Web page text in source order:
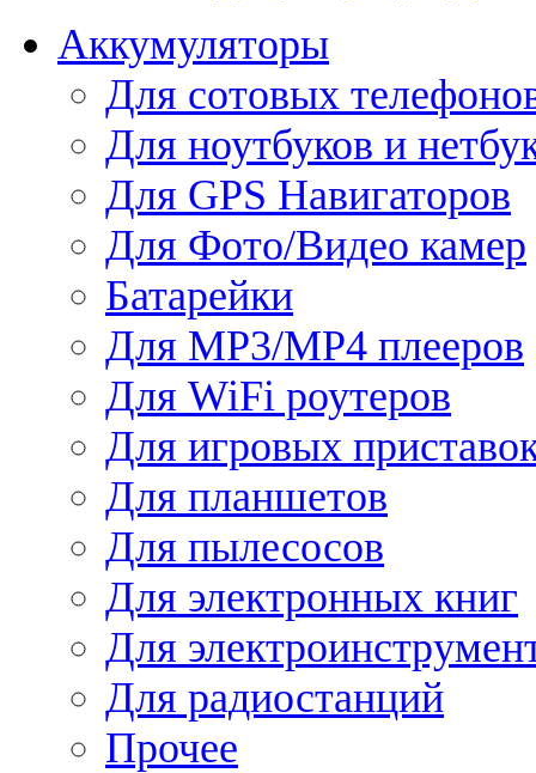
Аккумуляторы
Для сотовых
Для ноутбуков и
Для GPS Навигаторов
Для Фото/Видео камер
Батарейки
Для MP3/MP4 плееров
Для WiFi роутеров
Для игровых
Для планшетов
Для пылесосов
Для электронных книг
Для
Для радиостанций
Прочее